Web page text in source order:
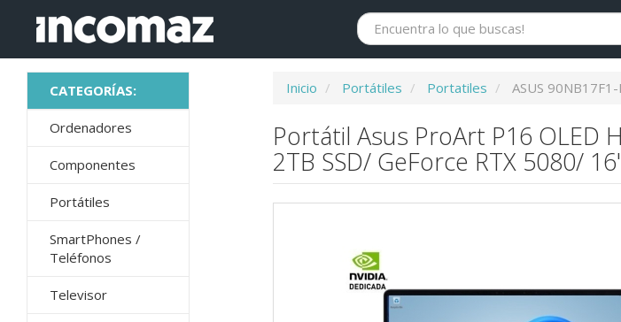
Ordenadores
Componentes
Portátiles
SmartPhones /
Teléfonos
Televisor
Inicio Portátiles Portatiles ASUS
Portátil Asus ProArt P16 OLED
2TB SSD/ GeForce RTX 5080/